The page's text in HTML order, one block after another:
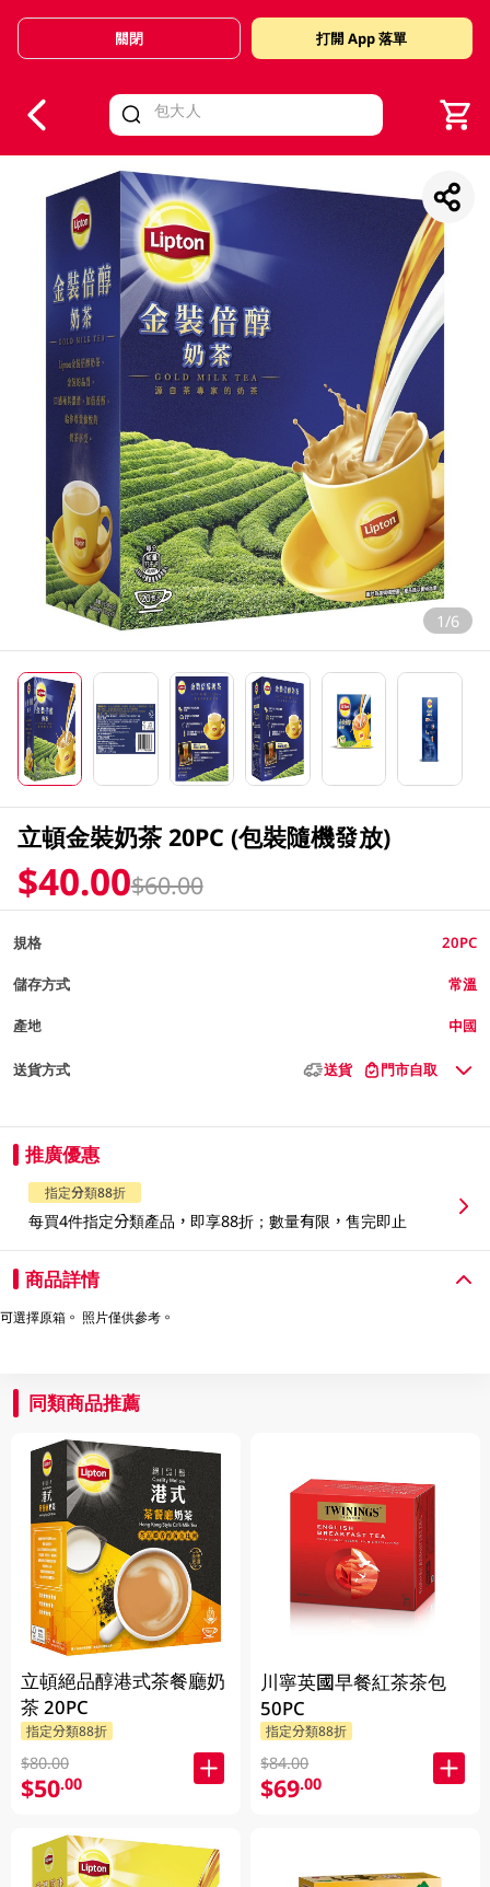
Valid Until 30 June 2026
關閉 打開 App 落單
1/6
立頓金裝奶茶 20PC (包裝隨機發放)
$40.00$60.00
規格 20PC
儲存方式 常溫
產地 中國
送貨方式 送貨 門市自取
推廣優惠
指定分類88折
每買4件指定分類產品，即享88折；數量有限，售完即止
商品詳情
可選擇原箱。 照片僅供參考。
同類商品推薦
立頓絕品醇港式茶餐廳奶
茶 20PC
指定分類88折
$80.00
$50.00
川寧英國早餐紅茶茶包
50PC
指定分類88折
$84.00
$69.00